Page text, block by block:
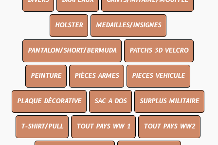
HOLSTER MEDAILLES/INSIGNES
PANTALON/SHORT/BERMUDA PATCHS 3D VELCRO
PEINTURE PIÈCES ARMES PIECES VEHICULE
PLAQUE DÉCORATIVE SAC A DOS SURPLUS MILITAIRE
T-SHIRT/PULL TOUT PAYS WW 1 TOUT PAYS WW2